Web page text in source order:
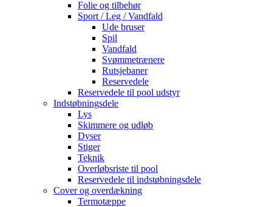
Folie og tilbehør
Sport / Leg / Vandfald
Ude bruser
Spil
Vandfald
Svømmetrænere
Rutsjebaner
Reservedele
Reservedele til pool udstyr
Indstøbningsdele
Lys
Skimmere og udløb
Dyser
Stiger
Teknik
Overløbsriste til pool
Reservedele til indstøbningsdele
Cover og overdækning
Termotæppe